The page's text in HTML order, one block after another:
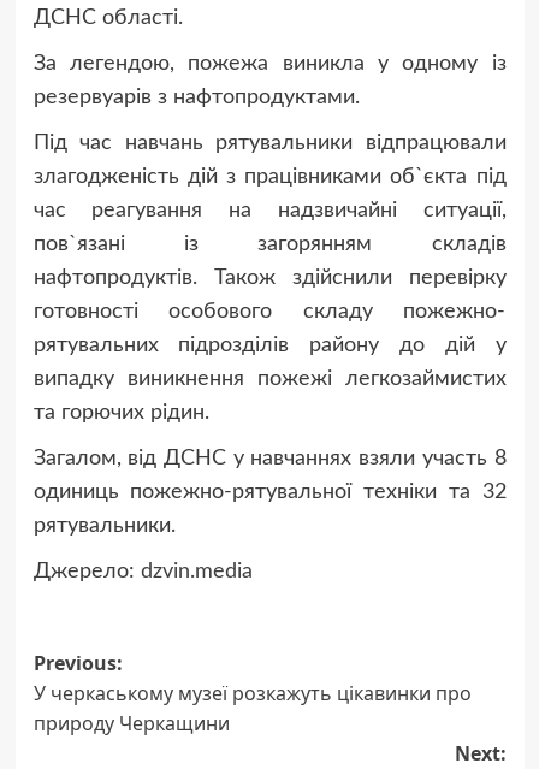
ДСНС області.
За легендою, пожежа виникла у одному із
резервуарів з нафтопродуктами.
Під час навчань рятувальники відпрацювали
злагодженість дій з працівниками об`єкта під
час реагування на надзвичайні ситуації,
пов`язані із загорянням складів
нафтопродуктів. Також здійснили перевірку
готовності особового складу пожежно-
рятувальних підрозділів району до дій у
випадку виникнення пожежі легкозаймистих
та горючих рідин.
Загалом, від ДСНС у навчаннях взяли участь 8
одиниць пожежно-рятувальної техніки та 32
рятувальники.
Джерело: dzvin.media
Post
navigation
Previous:
У черкаському музеї розкажуть цікавинки про
природу Черкащини
Next: